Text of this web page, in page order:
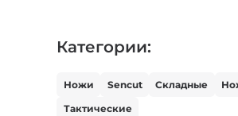
Категории:
Ножи Sencut Складные
Тактические